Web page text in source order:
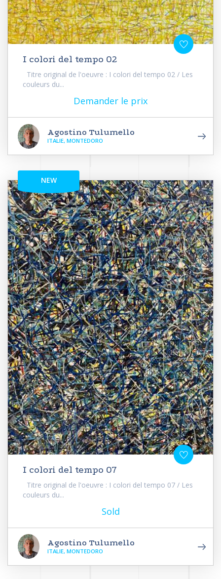
I colori del tempo 02
Titre original de l'oeuvre : I colori del tempo 02 / Les
couleurs du...
Demander le prix
Agostino Tulumello
ITALIE, MONTEDORO
NEW
I colori del tempo 07
Titre original de l'oeuvre : I colori del tempo 07 / Les
couleurs du...
Sold
Agostino Tulumello
ITALIE, MONTEDORO